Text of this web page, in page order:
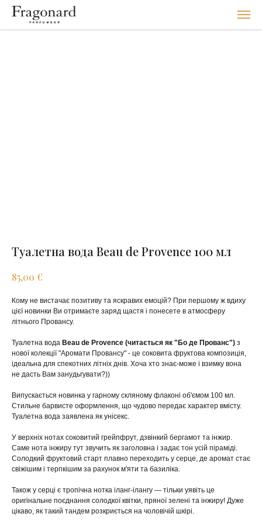
Туалетна вода Beau de Provence 100 мл
85,00 €
Кому не вистачає позитиву та яскравих емоцій? При першому ж вдиху
цієї новинки Ви отримаєте заряд щастя і понесете в атмосферу
літнього Провансу.
Туалетна вода Beau de Provence (читається як "Бо де Прованс") з
нової колекції "Аромати Провансу" - це соковита фруктова композиція,
ідеальна для спекотних літніх днів. Хоча хто знає-може і взимку вона
не дасть Вам занудьгувати?))
Випускається новинка у гарному скляному флаконі об'ємом 100 мл.
Стильне барвисте оформлення, що чудово передає характер вмісту.
Туалетна вода заявлена ​​як унісекс.
У верхніх нотах соковитий грейпфрут, дзвінкий бергамот та інжир.
Саме нота інжиру тут звучить як заголовна і задає тон усій піраміді.
Солодкий фруктовий старт плавно переходить у серце, де аромат стає
свіжішим і терпкішим за рахунок м'яти та базиліка.
Також у серці є тропічна нотка іланг-ілангу — тільки уявіть це
оригінальне поєднання солодкої квітки, пряної зелені та інжиру! Дуже
цікаво, як такий тандем розкриється на чоловічій шкірі.